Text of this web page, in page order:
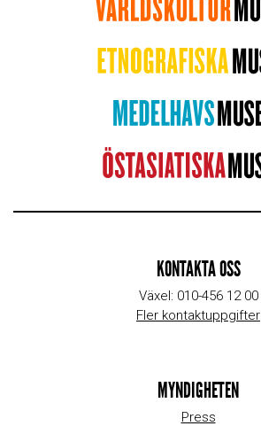
KONTAKTA OSS
Växel: 010-456 12 00
Fler kontaktuppgifter
MYNDIGHETEN
Press